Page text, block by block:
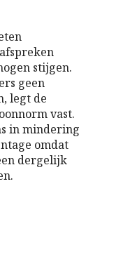
stijgen.
geen
legt de
vast.
in mindering
omdat
dergelijk